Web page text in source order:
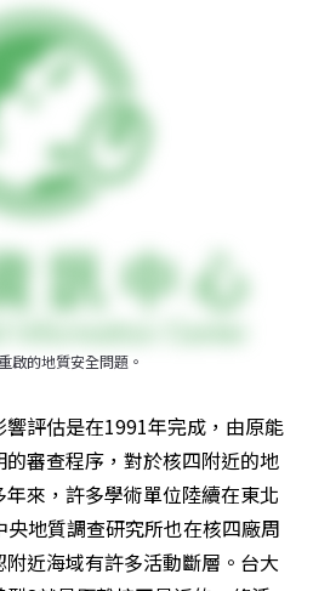
啟的地質安全問題。
評估是在1991年完成，由原能
審查程序，對於核四附近的地
來，許多學術單位陸續在東北
央地質調查研究所也在核四廠周
近海域有許多活動斷層。台大